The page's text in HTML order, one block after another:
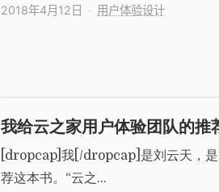
2018年4月12日 用户体验设计
我给云之家用户体验团队的推
[dropcap]我[/dropcap]是刘云天，是
荐这本书。“云之…